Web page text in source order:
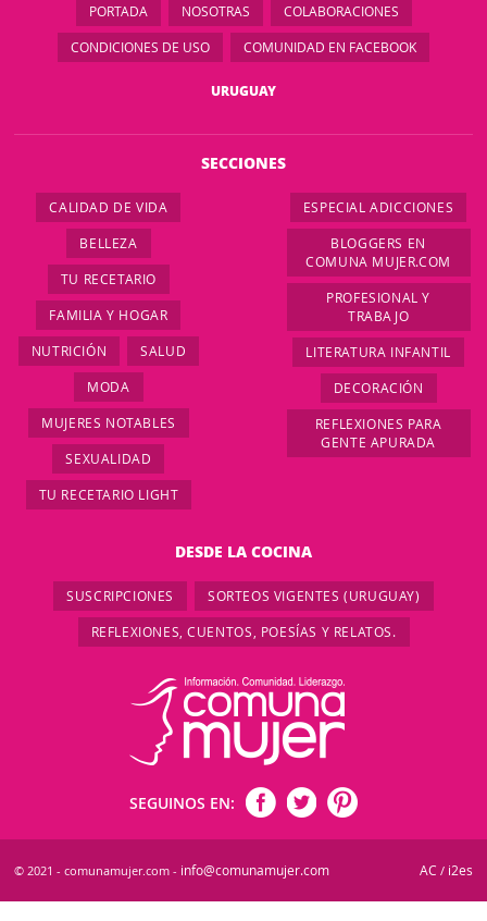
PORTADA NOSOTRAS COLABORACIONES
CONDICIONES DE USO COMUNIDAD EN FACEBOOK
URUGUAY
SECCIONES
CALIDAD DE VIDA
BELLEZA
TU RECETARIO
FAMILIA Y HOGAR
NUTRICIÓN SALUD
MODA
MUJERES NOTABLES
SEXUALIDAD
TU RECETARIO LIGHT
ESPECIAL ADICCIONES
BLOGGERS EN
COMUNA MUJER.COM
PROFESIONAL Y
TRABAJO
LITERATURA INFANTIL
DECORACIÓN
REFLEXIONES PARA
GENTE APURADA
DESDE LA COCINA
SUSCRIPCIONES SORTEOS VIGENTES (URUGUAY)
REFLEXIONES, CUENTOS, POESÍAS Y RELATOS.
SEGUINOS EN:
© 2021 - comunamujer.com - info@comunamujer.com AC / i2es